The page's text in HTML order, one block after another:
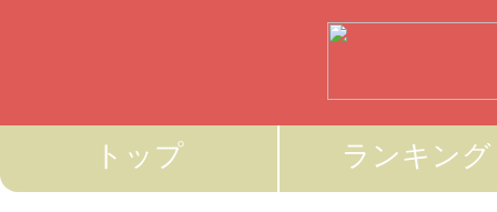
トップ ランキング